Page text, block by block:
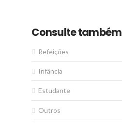
Consulte também
Refeições
Infância
Estudante
Outros